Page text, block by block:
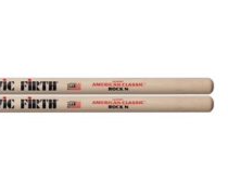
電子ピアノ